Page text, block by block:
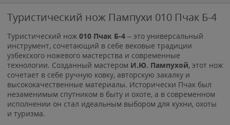
Туристический нож Пампухи 010 Пчак Б-4
Туристический нож 010 Пчак Б-4 – это универсальный
инструмент, сочетающий в себе вековые традиции
узбекского ножевого мастерства и современные
технологии. Созданный мастером И.Ю. Пампухой, этот нож
сочетает в себе ручную ковку, авторскую закалку и
высококачественные материалы. Исторически Пчак был
незаменимым спутником в быту и охоте, а в современном
исполнении он стал идеальным выбором для кухни, охоты
и туризма.